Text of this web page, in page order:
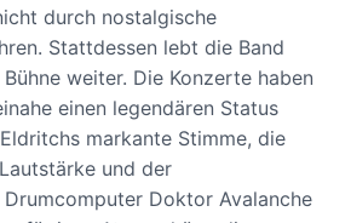
durch nostalgische
Stattdessen lebt die Band
weiter. Die Konzerte haben
einen legendären Status
markante Stimme, die
und der
Doktor Avalanche